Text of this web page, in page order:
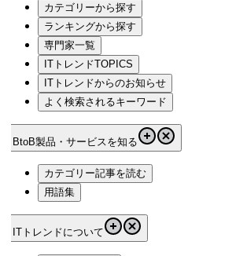
カテゴリーから探す
ランキングから探す
専門家一覧
ITトレンドTOPICS
ITトレンドからのお知らせ
よく検索されるキーワード
BtoB製品・サービスを知る
カテゴリー記事を読む
用語集
ITトレンドについて